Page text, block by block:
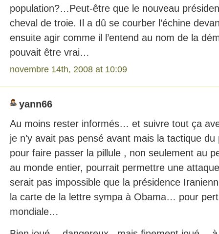
population?…Peut-être que le nouveau
cheval de troie. Il a dû se courber l’échine
ensuite agir comme il l’entend au nom de la
pouvait être vrai…
novembre 14th, 2008 at 10:09
yann66
Au moins rester informés… et suivre tout ça
je n’y avait pas pensé avant mais la tactique
pour faire passer la pillule , non seulement au
au monde entier, pourrait permettre une
serait pas impossible que la présidence
la carte de la lettre sympa à Obama… pour
mondiale…